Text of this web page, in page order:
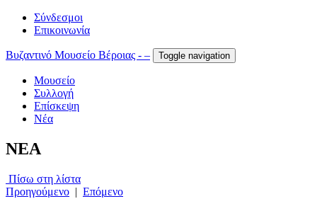
Σύνδεσμοι
Επικοινωνία
Βυζαντινό Μουσείο Βέροιας - – Toggle navigation
Μουσείο
Συλλογή
Επίσκεψη
Νέα
NEA
Πίσω στη λίστα
Προηγούμενο | Επόμενο